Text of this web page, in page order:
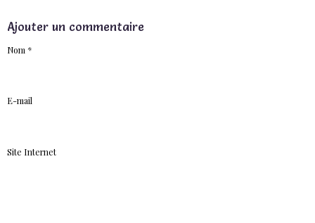
Ajouter un commentaire
Nom
E-mail
Site Internet